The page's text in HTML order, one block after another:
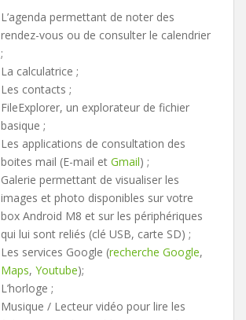
L’agenda permettant de noter des
rendez-vous ou de consulter le calendrier
;
La calculatrice ;
Les contacts ;
FileExplorer, un explorateur de fichier
basique ;
Les applications de consultation des
boites mail (E-mail et Gmail) ;
Galerie permettant de visualiser les
images et photo disponibles sur votre
box Android M8 et sur les périphériques
qui lui sont reliés (clé USB, carte SD) ;
Les services Google (recherche Google,
Maps, Youtube);
L’horloge ;
Musique / Lecteur vidéo pour lire les